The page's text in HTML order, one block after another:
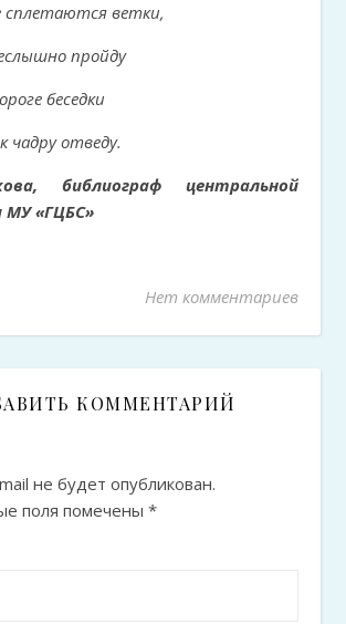
сплетаются ветки,
пройду
беседки
чадру отведу.
библиограф центральной
МУ «ГЦБС»
Нет комментариев
КОММЕНТАРИЙ
не будет опубликован.
поля помечены *